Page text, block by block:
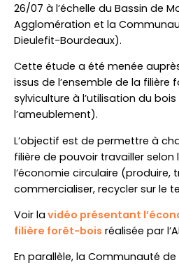
26/07 à l’échelle du Bassin de
Agglomération et la
Dieulefit-Bourdeaux).
Cette étude a été menée
issus de l’ensemble de la
sylviculture à l’utilisation du
l’ameublement).
L’objectif est de permettre à
filière de pouvoir travailler selon
l’économie circulaire (produire,
commercialiser, recycler sur le
Voir la vidéo présentant
filière forêt-bois réalisée par
En parallèle, la Communauté